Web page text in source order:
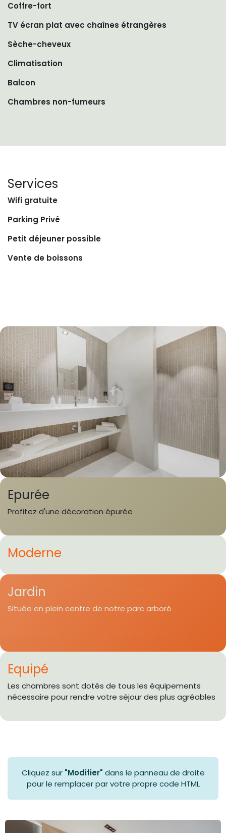
​Coffre-fort
TV écran plat avec chaînes étrangères
Sèche-cheveux
Climatisation
Balcon
Chambres non-fumeurs
Services
Wifi gratuite
Parking Privé
Petit déjeuner possible
Vente de boissons
Moderne
Epurée
Profitez d'une décoration épurée
Jardin
Située en plein centre de notre parc arboré
Equipé
Les chambres sont dotés de tous les équipements
nécessaire pour rendre votre séjour des plus agréables
Cliquez sur "Modifier" dans le panneau de droite
pour le remplacer par votre propre code HTML